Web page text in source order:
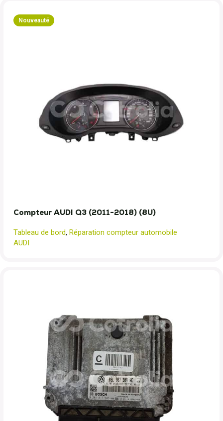
Nouveauté
Compteur AUDI Q3 (2011-2018) (8U)
Tableau de bord, Réparation compteur automobile
AUDI